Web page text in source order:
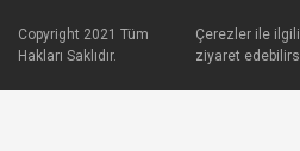
Copyright 2021 Tüm
Hakları Saklıdır.
Çerezler ile
ziyaret